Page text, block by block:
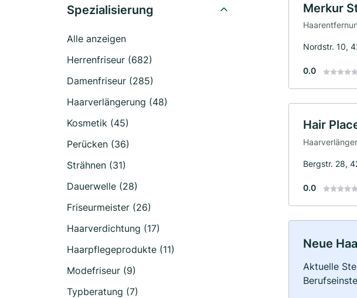
Spezialisierung
Alle anzeigen
Herrenfriseur (682)
Damenfriseur (285)
Haarverlängerung (48)
Kosmetik (45)
Perücken (36)
Strähnen (31)
Dauerwelle (28)
Friseurmeister (26)
Haarverdichtung (17)
Haarpflegeprodukte (11)
Modefriseur (9)
Typberatung (7)
Merkur
Nordstr. 10,
0.0
Hair
Bergstr. 28,
0.0
Neue
Aktuelle